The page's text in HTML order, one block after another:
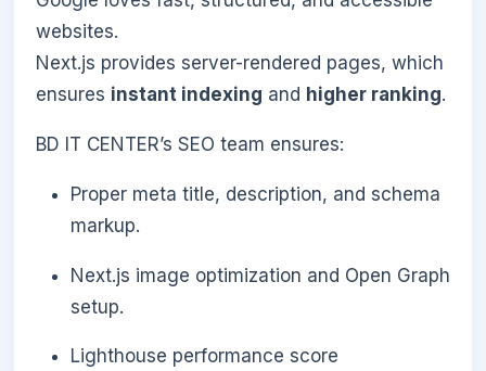
websites.
Next.js provides server-rendered pages, which
ensures instant indexing and higher ranking.
BD IT CENTER’s SEO team ensures:
Proper meta title, description, and schema
markup.
Next.js image optimization and Open Graph
setup.
Lighthouse performance score